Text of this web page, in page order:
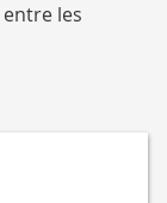
entre les